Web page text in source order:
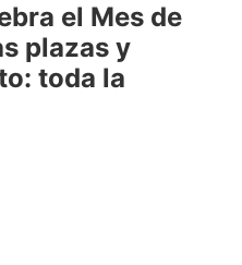
el Mes de
plazas y
toda la